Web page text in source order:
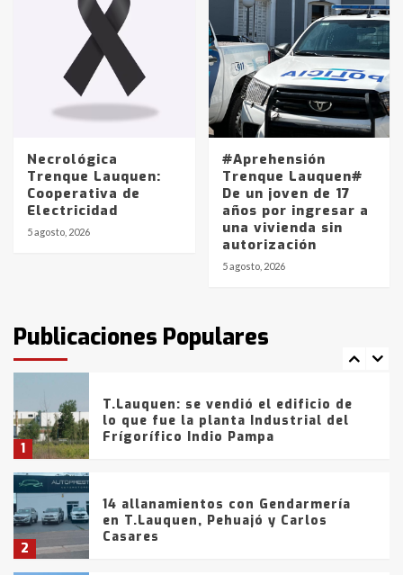
Necrológica
Trenque Lauquen:
Cooperativa de
Electricidad
5 agosto, 2026
#Aprehensión
Trenque Lauquen#
De un joven de 17
años por ingresar a
una vivienda sin
autorización
5 agosto, 2026
Publicaciones Populares
Accidente en Ruta 5: falleció un
joven de Trenque Lauquen
Los precios de los combustibles en
La Pampa, desde YPF hasta Axion
entre 857 a 1338 pesos
La Bolsa de Cereales de Bahía
Blanca anticipa que Agosto vendrá
con lluvias y heladas, en gran parte
fueron detenidos por
comercialización de drogas en la
tarde del sábado
1
T.Lauquen: se vendió el edificio de
lo que fue la planta Industrial del
Frígorífico Indio Pampa
2
14 allanamientos con Gendarmería
en T.Lauquen, Pehuajó y Carlos
Casares